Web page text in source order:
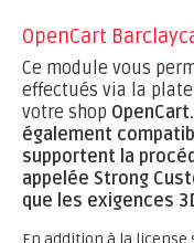
OpenCart
Ce module vous
effectués via la
votre shop OpenCart.
également
supportent la
appelée Strong
que les exigences
En addition à la